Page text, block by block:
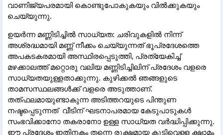
വാണിജ്യപരമായി കൊണ്ടുപോകുകയും വിൽക്കുകയും
ചെയ്യുന്നു.
ഉയർന്ന മണ്ണിടിച്ചിൽ സാധ്യത: ചരിവുകളിൽ നിന്ന്
അശ്രദ്ധമായി മണ്ണ് നീക്കം ചെയ്യുന്നത് ഭൂപ്രദേശത്തെ
അപകടകരമായി അസ്ഥിരപ്പെടുത്തി, പ്രത്യേകിച്ച്
മഴക്കാലത്ത് മറ്റൊരു വലിയ മണ്ണിടിച്ചിലിന് പ്രദേശം വളരെ
സാധ്യതയുള്ളതാക്കുന്നു. കുഴിക്കൽ ഞങ്ങളുടെ
താമസസ്ഥലങ്ങൾക്ക് വളരെ അടുത്താണ്.
തത്ഫലമായുണ്ടാകുന്ന അടിത്തറയുടെ പിന്തുണ
നഷ്ടപ്പെടുന്നത് വീടിന് ഘടനാപരമായ കേടുപാടുകൾ
സംഭവിക്കാനോ തകരാനോ ഉള്ള സാധ്യത വർദ്ധിപ്പിക്കുന്നു.
ഈ പ്രദേശം ഇതിനകം തന്നെ രൂക്ഷമായ കുടിവെള്ള ക്ഷാമം